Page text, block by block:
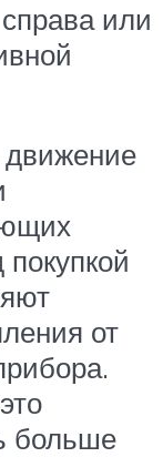
или
движение
от
больше